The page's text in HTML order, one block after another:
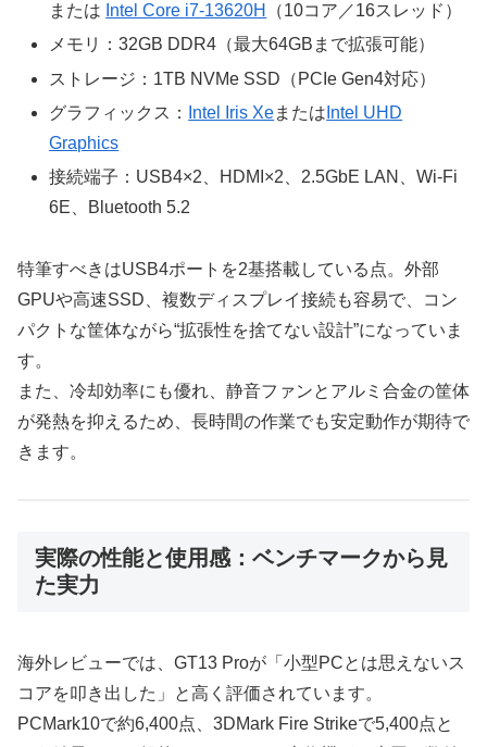
または Intel Core i7-13620H
（10コア／16スレッド）
メモリ：32GB DDR4（最大64GBまで拡張可能）
ストレージ：1TB NVMe SSD（PCIe Gen4対応）
グラフィックス：
Intel Iris Xeまたは Intel UHD
Graphics
接続端子：USB4×2、HDMI×2、2.5GbE LAN、Wi-Fi
6E、Bluetooth 5.2
特筆すべきはUSB4ポートを2基搭載している点。外部
GPUや高速SSD、複数ディスプレイ接続も容易で、コン
パクトな筐体ながら“拡張性を捨てない設計”になっていま
す。
また、冷却効率にも優れ、静音ファンとアルミ合金の筐体
が発熱を抑えるため、長時間の作業でも安定動作が期待で
きます。
実際の性能と使用感：ベンチマークから見
た実力
海外レビューでは、GT13 Proが「小型PCとは思えないス
コアを叩き出した」と高く評価されています。
PCMark10で約6,400点、3DMark Fire Strikeで5,400点と